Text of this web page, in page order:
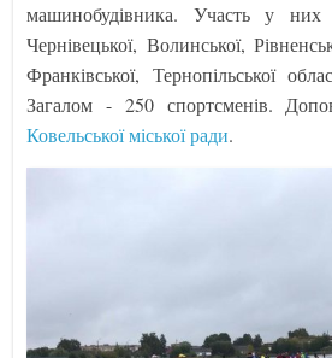
машинобудівника. Участь у
Чернівецької, Волинської,
Франківської, Тернопільської
Загалом - 250 спортсменів.
Ковельської міської ради.